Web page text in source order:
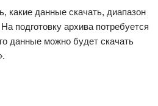
какие данные скачать, диапазон
подготовку архива потребуется
данные можно будет скачать